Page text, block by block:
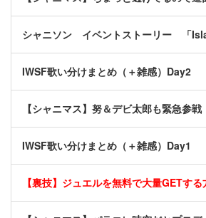
シャニソン イベントストーリー 「
IWSF歌い分けまとめ（＋雑感）Day2
【シャニマス】努＆デビ太郎も緊急参
IWSF歌い分けまとめ（＋雑感）Day1
【裏技】ジュエルを無料で大量GETす